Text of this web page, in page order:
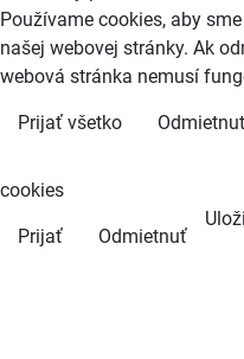
Používame cookies, aby
našej webovej stránky. Ak
webová stránka nemusí
Prijať všetko
cookies
Prijať Odmietnuť